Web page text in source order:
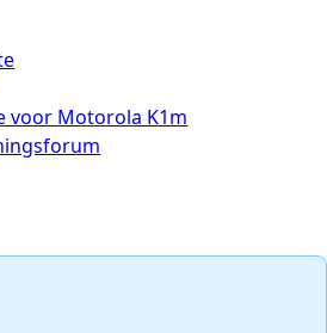
voor Motorola K1m